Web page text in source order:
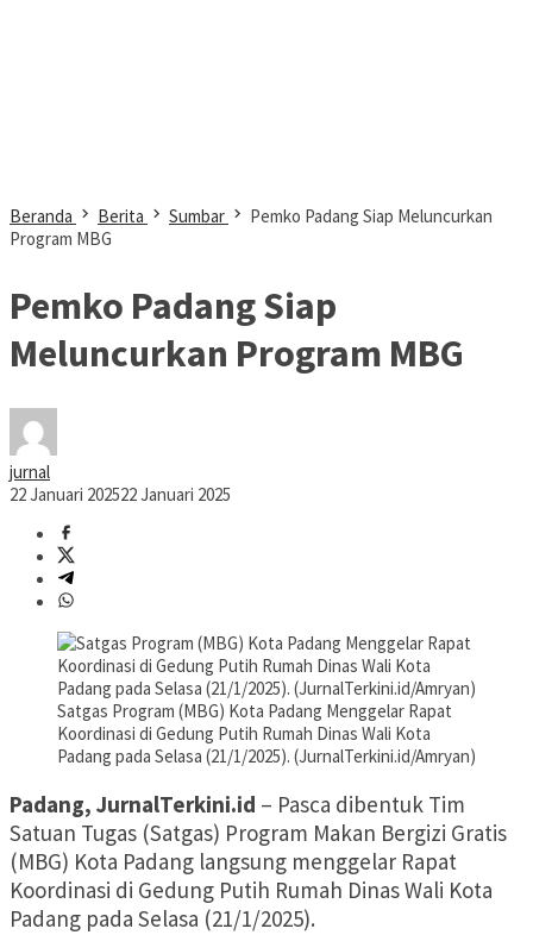
Beranda Berita Sumbar
Pemko Padang Siap Meluncurkan
Program MBG
Pemko Padang Siap
Meluncurkan Program MBG
jurnal
22 Januari 202522 Januari 2025
Satgas Program (MBG) Kota Padang Menggelar Rapat
Koordinasi di Gedung Putih Rumah Dinas Wali Kota
Padang pada Selasa (21/1/2025). (JurnalTerkini.id/Amryan)
Padang, JurnalTerkini.id – Pasca dibentuk Tim
Satuan Tugas (Satgas) Program Makan Bergizi Gratis
(MBG) Kota Padang langsung menggelar Rapat
Koordinasi di Gedung Putih Rumah Dinas Wali Kota
Padang pada Selasa (21/1/2025).